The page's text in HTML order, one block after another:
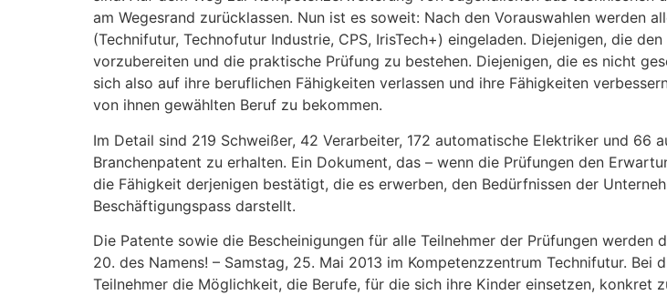
am Wegesrand zurücklassen. Nun ist es soweit: Nach den Vorauswahlen werden
(Technifutur, Technofutur Industrie, CPS, IrisTech+) eingeladen. Diejenigen, die
vorzubereiten und die praktische Prüfung zu bestehen. Diejenigen, die es nicht
sich also auf ihre beruflichen Fähigkeiten verlassen und ihre Fähigkeiten
von ihnen gewählten Beruf zu bekommen.
Im Detail sind 219 Schweißer, 42 Verarbeiter, 172 automatische Elektriker und 66
Branchenpatent zu erhalten. Ein Dokument, das – wenn die Prüfungen den
die Fähigkeit derjenigen bestätigt, die es erwerben, den Bedürfnissen der
Beschäftigungspass darstellt.
Die Patente sowie die Bescheinigungen für alle Teilnehmer der Prüfungen
20. des Namens! – Samstag, 25. Mai 2013 im Kompetenzzentrum Technifutur.
Teilnehmer die Möglichkeit, die Berufe, für die sich ihre Kinder einsetzen, konkret